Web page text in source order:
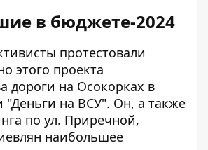
в бюджете-2024
протестовали
этого проекта
дороги на Осокорках в
"Деньги на ВСУ". Он, а также
по ул. Приречной,
наибольшее